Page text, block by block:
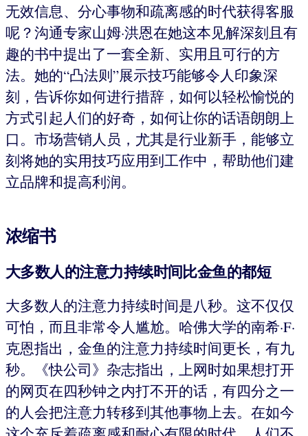
无效信息、分心事物和疏离感的时代获得客服
呢？沟通专家山姆·洪恩在她这本见解深刻且有
趣的书中提出了一套全新、实用且可行的方
法。她的“凸法则”展示技巧能够令人印象深
刻，告诉你如何进行措辞，如何以轻松愉悦的
方式引起人们的好奇，如何让你的话语朗朗上
口。市场营销人员，尤其是行业新手，能够立
刻将她的实用技巧应用到工作中，帮助他们建
立品牌和提高利润。
浓缩书
大多数人的注意力持续时间比金鱼的都短
大多数人的注意力持续时间是八秒。这不仅仅
可怕，而且非常令人尴尬。哈佛大学的南希·F·
克恩指出，金鱼的注意力持续时间更长，有九
秒。《快公司》杂志指出，上网时如果想打开
的网页在四秒钟之内打不开的话，有四分之一
的人会把注意力转移到其他事物上去。在如今